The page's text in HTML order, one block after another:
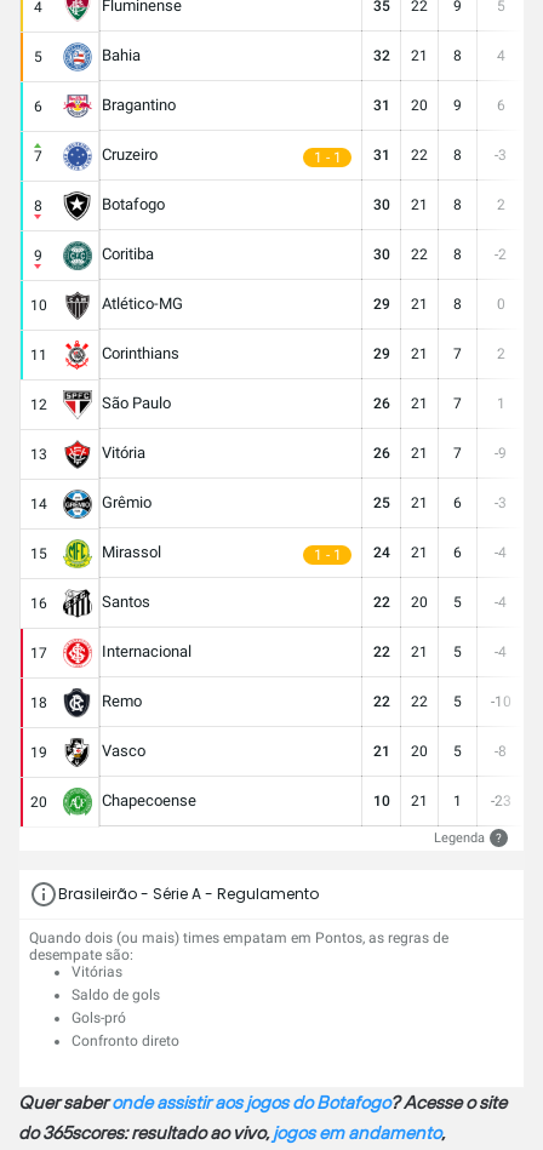
4 Fluminense 35 22 9 5
5 Bahia 32 21 8 4
6 Bragantino 31 20 9 6
7 Cruzeiro 1 - 1 31 22 8 -3
8 Botafogo 30 21 8 2
9 Coritiba 30 22 8 -2
10 Atlético-MG 29 21 8 0
11 Corinthians 29 21 7 2
12 São Paulo 26 21 7 1
13 Vitória 26 21 7 -9
14 Grêmio 25 21 6 -3
15 Mirassol 1 - 1 24 21 6 -4
16 Santos 22 20 5 -4
17 Internacional 22 21 5 -4
18 Remo 22 22 5 -10
19 Vasco 21 20 5 -8
20 Chapecoense 10 21 1 -23
Legenda ?
Brasileirão - Série A - Regulamento
Quando dois (ou mais) times empatam em Pontos, as regras de
desempate são:
Vitórias
Saldo de gols
Gols-pró
Confronto direto
Quer saberonde assistir aos jogos do Botafogo? Acesse o site
do 365scores: resultado ao vivo,jogos em andamento,